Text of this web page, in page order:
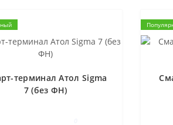
терминал Атол Sigma
7 (без ФН)